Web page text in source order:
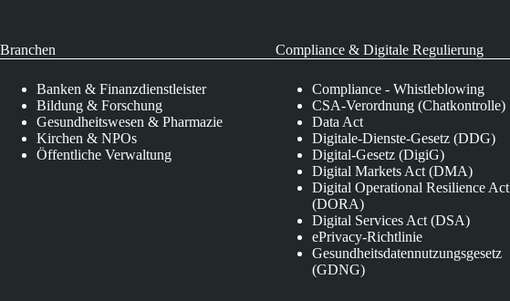
Branchen
Banken & Finanzdienstleister
Bildung & Forschung
Gesundheitswesen & Pharmazie
Kirchen & NPOs
Öffentliche Verwaltung
Compliance & Digitale Regulierung
Compliance - Whistleblowing
CSA-Verordnung (Chatkontrolle)
Data Act
Digitale-Dienste-Gesetz (DDG)
Digital-Gesetz (DigiG)
Digital Markets Act (DMA)
Digital Operational Resilience Act
(DORA)
Digital Services Act (DSA)
ePrivacy-Richtlinie
Gesundheitsdatennutzungsgesetz
(GDNG)